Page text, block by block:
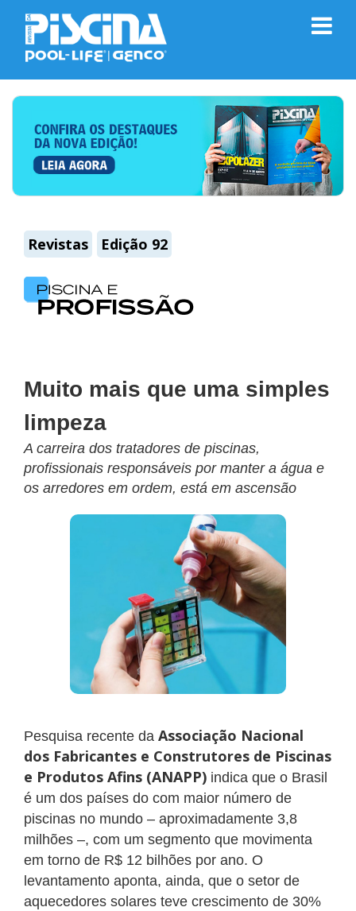
Revistas Edição 92
Muito mais que uma simples
limpeza
A carreira dos tratadores de piscinas,
profissionais responsáveis por manter a água e
os arredores em ordem, está em ascensão
Pesquisa recente da Associação Nacional
dos Fabricantes e Construtores de Piscinas
e Produtos Afins (ANAPP) indica que o Brasil
é um dos países do com maior número de
piscinas no mundo – aproximadamente 3,8
milhões –, com um segmento que movimenta
em torno de R$ 12 bilhões por ano. O
levantamento aponta, ainda, que o setor de
aquecedores solares teve crescimento de 30%